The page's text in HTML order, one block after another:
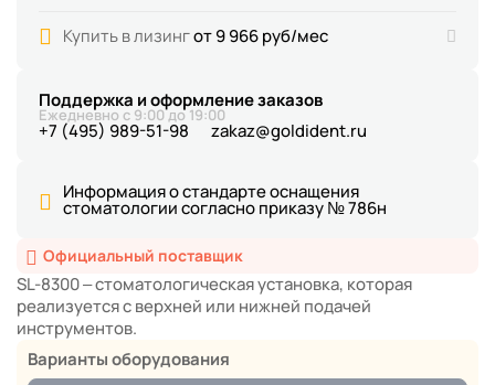
Официальный поставщик
SL-8300 – стоматологическая установка, которая
реализуется с верхней или нижней подачей
инструментов.
Варианты оборудования
Купить в лизингот 9 966 руб/мес
Поддержка и оформление заказов
Ежедневно с 9:00 до 19:00
+7 (495) 989-51-98 zakaz@goldident.ru
Информация о стандарте оснащения
стоматологии согласно приказу № 786н